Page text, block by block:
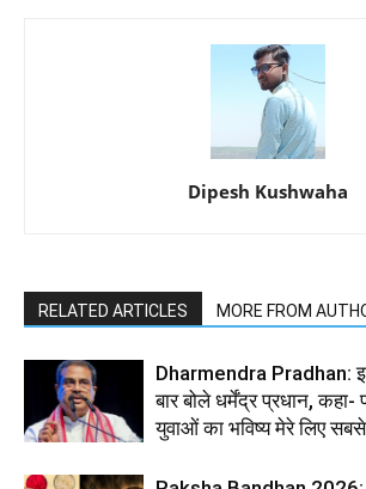
Dipesh Kushwaha
RELATED ARTICLES MORE FROM
Dharmendra Pradhan:
बार बोले धर्मेंद्र प्रधान,
युवाओं का भविष्य मेरे लिए